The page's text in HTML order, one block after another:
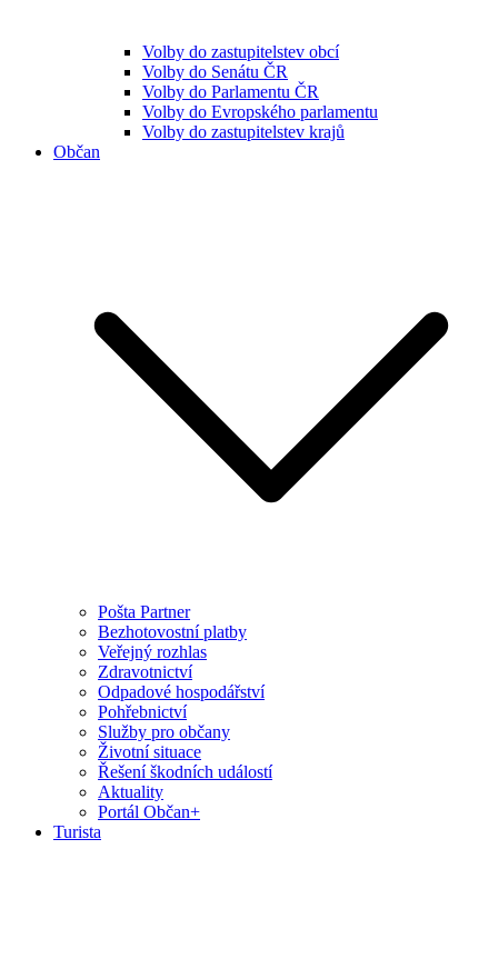
Volby do zastupitelstev obcí
Volby do Senátu ČR
Volby do Parlamentu ČR
Volby do Evropského parlamentu
Volby do zastupitelstev krajů
Občan
Pošta Partner
Bezhotovostní platby
Veřejný rozhlas
Zdravotnictví
Odpadové hospodářství
Pohřebnictví
Služby pro občany
Životní situace
Řešení škodních událostí
Aktuality
Portál Občan+
Turista